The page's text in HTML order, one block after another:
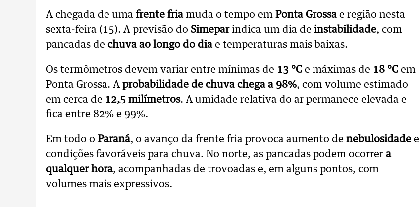
A chegada de uma frente friamuda o tempo em Ponta Grossae região nesta
sexta-feira (15). A previsão do Simepar indica um dia de instabilidade, com
pancadas de chuva ao longo do diae temperaturas mais baixas.
Os termômetros devem variar entre mínimas de 13 °C e máximas de 18 °C em
Ponta Grossa. A probabilidade de chuva chega a 98%, com volume estimado
em cerca de 12,5 milímetros. A umidade relativa do ar permanece elevada e
fica entre 82% e 99%.
Em todo o Paraná, o avanço da frente fria provoca aumento de nebulosidade e
condições favoráveis para chuva. No norte, as pancadas podem ocorrer a
qualquer hora, acompanhadas de trovoadas e, em alguns pontos, com
volumes mais expressivos.